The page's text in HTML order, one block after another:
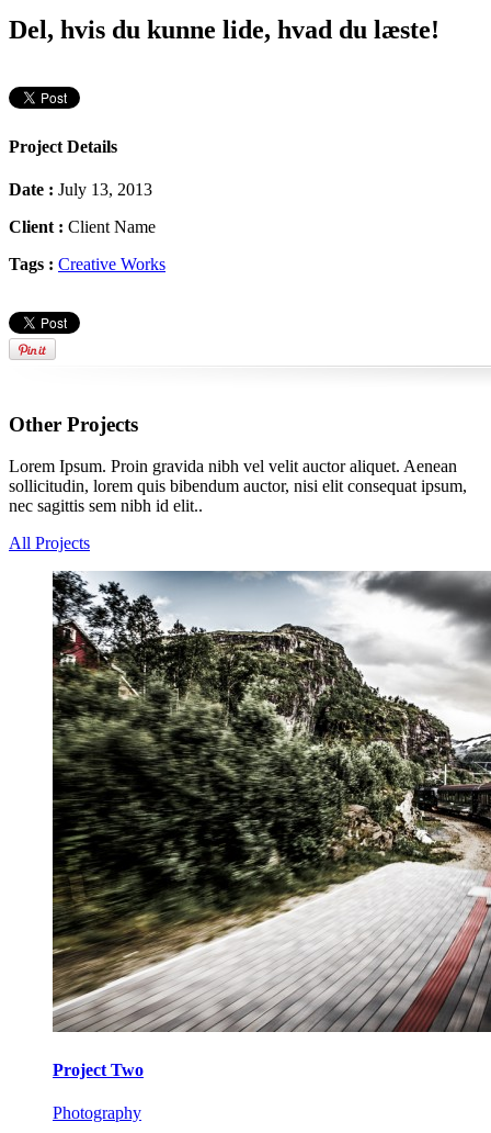
Del, hvis du kunne lide, hvad du læste!
Project Details
Date : July 13, 2013
Client : Client Name
Tags : Creative Works
Other Projects
Lorem Ipsum. Proin gravida nibh vel velit auctor aliquet. Aenean
sollicitudin, lorem quis bibendum auctor, nisi elit consequat ipsum,
nec sagittis sem nibh id elit..
All Projects
Project Two
Photography